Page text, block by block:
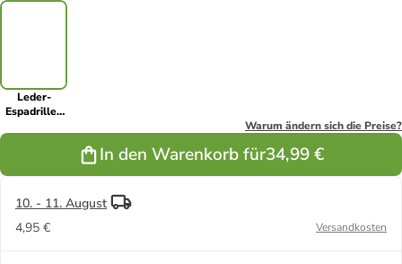
Leder-
Espadrilles
Warum ändern sich die Preise?
In den Warenkorb für34,99 €
10. - 11. August
4,95 €
Versandkosten